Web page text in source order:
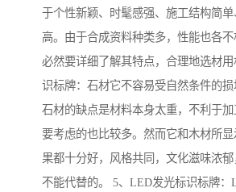
于个性新颖、时髦感强、施工结构简
高。由于合成资料种类多，性能也各
必然要详细了解其特点，合理地选材
识标牌：石材它不容易受自然条件的
石材的缺点是材料本身太重，不利于
要考虑的也比较多。然而它和木材所
果都十分好，风格共同，文化滋味浓
不能代替的。 5、LED发光标识标牌：